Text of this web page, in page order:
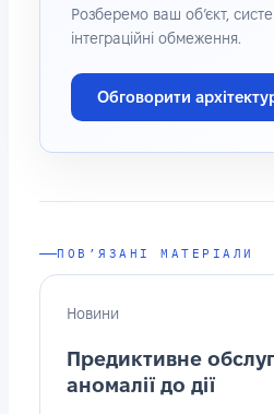
Розберемо ваш об’єкт,
інтеграційні обмеження.
Обговорити
ПОВ’ЯЗАНІ МАТЕРІАЛИ
Новини
Предиктивне
аномалії до дії